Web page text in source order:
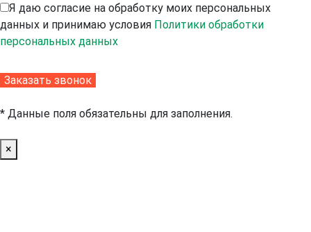
Я даю согласие на обработку моих персональных
данных и принимаю условия Политики обработки
персональных данных
* Данные поля обязательны для заполнения.
×